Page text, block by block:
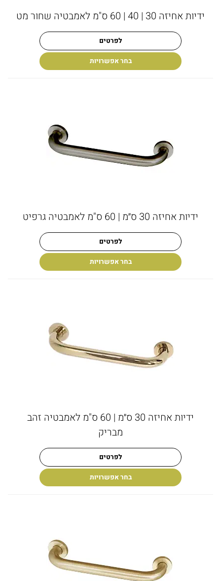
ידיות אחיזה 30 | 40 | 60 ס"מ לאמבטיה שחור מט
לפרטים
בחר אפשרויות
ידיות אחיזה 30 ס״מ | 60 ס"מ לאמבטיה גרפיט
לפרטים
בחר אפשרויות
ידיות אחיזה 30 ס״מ | 60 ס"מ לאמבטיה זהב
מבריק
לפרטים
בחר אפשרויות